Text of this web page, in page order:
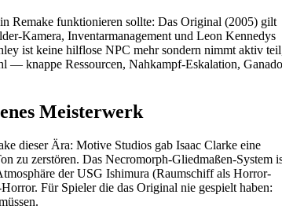
Remake funktionieren sollte: Das Original (2005) gilt
Kamera, Inventarmanagement und Leon Kennedys
ist keine hilflose NPC mehr sondern nimmt aktiv
— knappe Ressourcen, Nahkampf-Eskalation,
Meisterwerk
dieser Ära: Motive Studios gab Isaac Clarke eine
zu zerstören. Das Necromorph-Gliedmaßen-System
der USG Ishimura (Raumschiff als Horror-
Für Spieler die das Original nie gespielt haben: